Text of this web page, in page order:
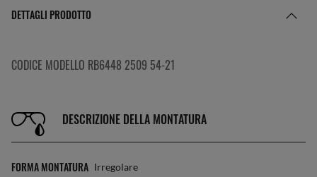
DETTAGLI PRODOTTO
CODICE MODELLO RB6448 2509 54-21
DESCRIZIONE DELLA MONTATURA
FORMA MONTATURA Irregolare